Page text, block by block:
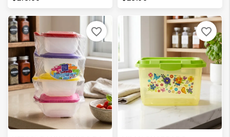
favorite_border favorite_border